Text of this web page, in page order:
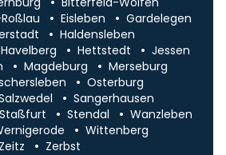
Eisleben
Gardelegen
Haldensleben
Havelberg Hettstedt
Jessen
Magdeburg
Merseburg
Osterburg
Sangerhausen
Staßfurt Stendal
Wanzleben
Wittenberg
Zeitz Zerbst